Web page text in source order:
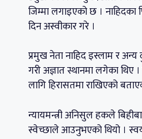
जिम्मा लगाइएको छ । नाहिदका
दिन अस्वीकार गरे ।
प्रमुख नेता नाहिद इस्लाम र
गरी अज्ञात स्थानमा लगेका
लागि हिरासतमा राखिएको
न्यायमन्त्री अनिसुल हकले
स्वेच्छाले आउनुभएको थियो ।